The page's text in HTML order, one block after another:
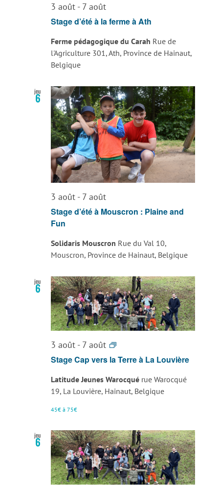
3 août- 7 août
Stage d’été à la ferme à Ath
Ferme pédagogique du Carah Rue de
l'Agriculture 301, Ath, Province de Hainaut,
Belgique
jeu
6
3 août- 7 août
Stage d’été à Mouscron : Plaine and
Fun
Solidaris Mouscron Rue du Val 10,
Mouscron, Province de Hainaut, Belgique
jeu
6
3 août- 7 août
Stage
Art
La
Louvière
Stage Cap vers la Terre à La Louvière
Latitude Jeunes Warocqué rue Warocqué
19, La Louvière, Hainaut, Belgique
45€ à 75€
jeu
6